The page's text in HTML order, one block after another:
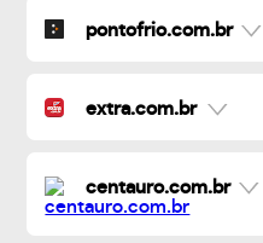
pontofrio.com.br
extra.com.br
centauro.com.br